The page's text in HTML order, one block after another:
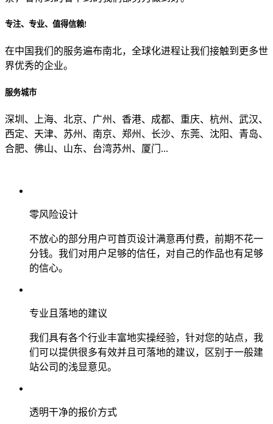
专注、专业、值得信赖!
在中国我们的服务遍布南北，全球化进程让我们接触到更多世
界优秀的企业。
服务城市
深圳、上海、北京、广州、香港、成都、重庆、杭州、武汉、
西定、天津、苏州、南京、郑州、长沙、东莞、沈阳、青岛、
合肥、佛山、山东、台湾苏州、厦门...
零风险设计
不放心的部分用户可首页设计满意再付费，前期不花一
分钱。我们对用户足够的信任，对自己的作品也有足够
的信心。
专业且落地的建议
我们具有各个行业丰富地实操经验，针对您的站点，我
们可以提供很多有效并且可落地的建议，区别于一般建
站公司的浅显意见。
透明干净的报价方式